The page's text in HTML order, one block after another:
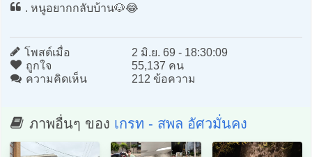
. หนูอยากกลับบ้าน🐶😂
โพสต์เมื่อ
2 มิ.ย. 69 - 18:30:09
ถูกใจ
55,137 คน
ความคิดเห็น
212 ข้อความ
ภาพอื่นๆ ของ เกรท - สพล อัศวมั่นคง